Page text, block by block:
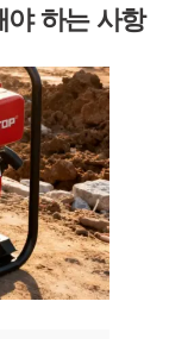
하는 사항